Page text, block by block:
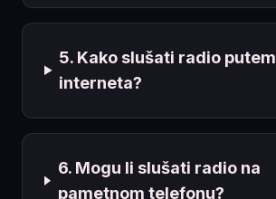
5. Kako slušati radio putem
interneta?
6. Mogu li slušati radio na
pametnom telefonu?